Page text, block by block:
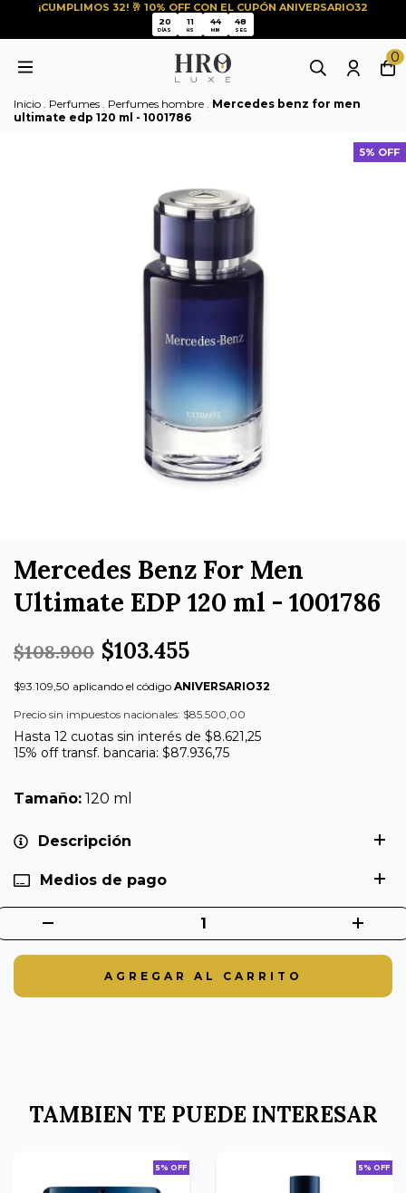
¡CUMPLIMOS 32! 🥂 10% OFF CON EL CUPÓN ANIVERSARIO32
20
20
DÍAS
11
11
HS
44
44
MIN
48
48
SEG
0
Inicio Perfumes Perfumes hombre
Mercedes benz for men
ultimate edp 120 ml - 1001786
5% OFF
Mercedes Benz For Men
Ultimate EDP 120 ml - 1001786
$108.900 $103.455
$93.109,50 aplicando el código ANIVERSARIO32
Precio sin impuestos nacionales: $85.500,00
Hasta 12 cuotas sin interés de $8.621,25
15% off transf. bancaria: $87.936,75
Tamaño: 120 ml
Descripción
Medios de pago
TAMBIEN TE PUEDE INTERESAR
5% OFF 5% OFF